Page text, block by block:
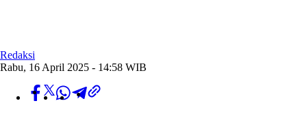
Redaksi
Rabu, 16 April 2025 - 14:58 WIB